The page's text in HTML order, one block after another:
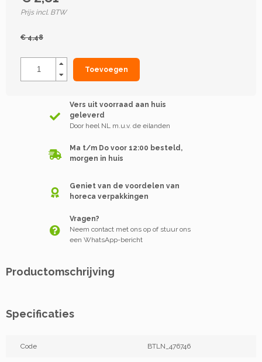
Prijs incl. BTW
€ 4,48
Toevoegen
Vers uit voorraad aan huis
geleverd
Door heel NL m.u.v. de eilanden
Ma t/m Do voor 12:00 besteld,
morgen in huis
Geniet van de voordelen van
horeca verpakkingen
Vragen?
Neem contact met ons op of stuur ons
een WhatsApp-bericht
Productomschrijving
Specificaties
Code BTLN_476746